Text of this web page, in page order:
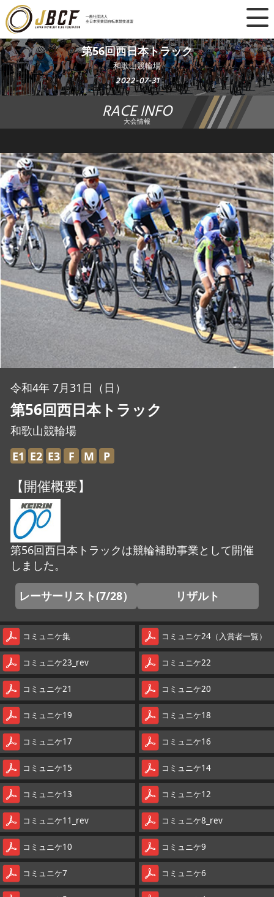
一般社団法人
全日本実業団自転車競技連盟
×
ニュース
レース日程
ランキング
チーム・選手
競技ガイド
加盟・登録
エントリー
JBCF ROAD SERIESとは
第56回西日本トラック
和歌山競輪場
2022-07-31
RACE INFO
大会情報
令和4年 7月31日（日）
第56回西日本トラック
和歌山競輪場
E1 E2 E3 F M P
【開催概要】
第56回西日本トラックは競輪補助事業として開催
しました。
レーサーリスト(7/28） リザルト
コミュニケ集 コミュニケ24（入賞者一覧）
コミュニケ23_rev コミュニケ22
コミュニケ21 コミュニケ20
コミュニケ19 コミュニケ18
コミュニケ17 コミュニケ16
コミュニケ15 コミュニケ14
コミュニケ13 コミュニケ12
コミュニケ11_rev コミュニケ8_rev
コミュニケ10 コミュニケ9
コミュニケ7 コミュニケ6